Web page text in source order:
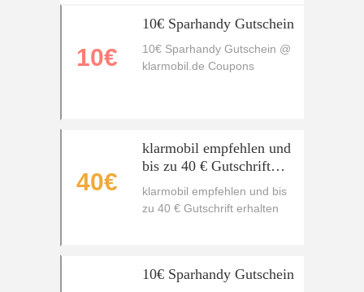
10€
10€ Sparhandy Gutschein
10€ Sparhandy Gutschein @
klarmobil.de Coupons
40€
klarmobil empfehlen und
bis zu 40 € Gutschrift
erhalten
klarmobil empfehlen und bis
zu 40 € Gutschrift erhalten
10€ Sparhandy Gutschein